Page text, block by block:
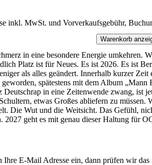
inkl. MwSt. und Vorverkaufsgebühr,
Warenkorb
in eine besondere Energie umkehren.
Platz ist für Neues. Es ist 2026. Es ist
als alles geändert. Innerhalb kurzer
spätestens mit dem Album
Deutschrap in eine Zeitenwende zwang,
etwas Großes abliefern zu
Die Wut und die Weitsicht. Das Gefühl,
geht es mit genau dieser Haltung für
E-Mail Adresse ein, dann prüfen wir das